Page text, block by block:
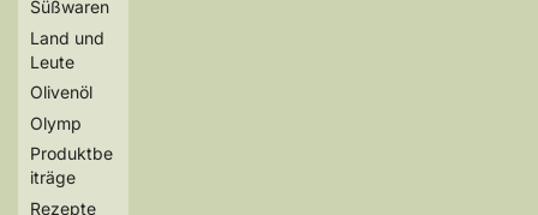
Süßwaren
Land und
Leute
Olivenöl
Olymp
Produktbe
iträge
Rezepte